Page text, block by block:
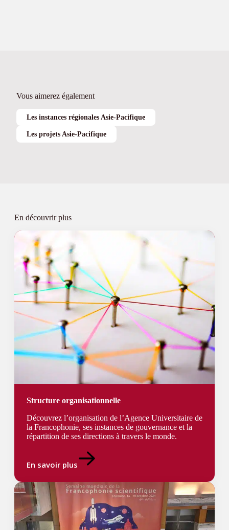
Vous aimerez également
Les instances régionales Asie-Pacifique
Les projets Asie-Pacifique
En découvrir plus
Structure organisationnelle
Découvrez l’organisation de l’Agence Universitaire de
la Francophonie, ses instances de gouvernance et la
répartition de ses directions à travers le monde.
En savoir plus